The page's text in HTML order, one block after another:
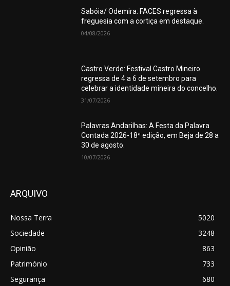
Sabóia/ Odemira: FACES regressa à
freguesia com a cortiça em destaque.
04/08/2026
Castro Verde: Festival Castro Mineiro
regressa de 4 a 6 de setembro para
celebrar a identidade mineira do concelho.
31/07/2026
Palavras Andarilhas: A Festa da Palavra
Contada 2026-18ª edição, em Beja de 28 a
30 de agosto.
10/07/2026
ARQUIVO
Nossa Terra
5020
Sociedade
3248
Opinião
863
Património
733
Segurança
680